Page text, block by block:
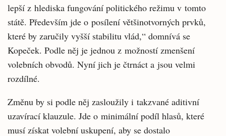
lepší z hlediska fungování politického režimu v tomto
státě. Především jde o posílení většinotvorných prvků,
které by zaručily vyšší stabilitu vlád,“ domnívá se
Kopeček. Podle něj je jednou z možností zmenšení
volebních obvodů. Nyní jich je čtrnáct a jsou velmi
rozdílné.
Změnu by si podle něj zasloužily i takzvané aditivní
uzavírací klauzule. Jde o minimální podíl hlasů, které
musí získat volební uskupení, aby se dostalo